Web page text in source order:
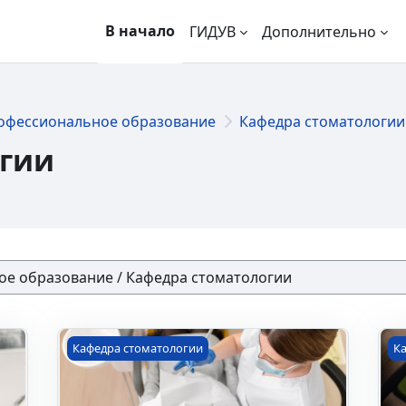
В начало
ГИДУВ Дополнительно
образование Кафедра стоматологии
ч.) ПК "Актуальные вопросы обезболивания и
Кафедра стоматологии